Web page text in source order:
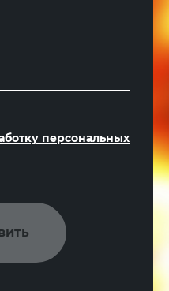
персональных